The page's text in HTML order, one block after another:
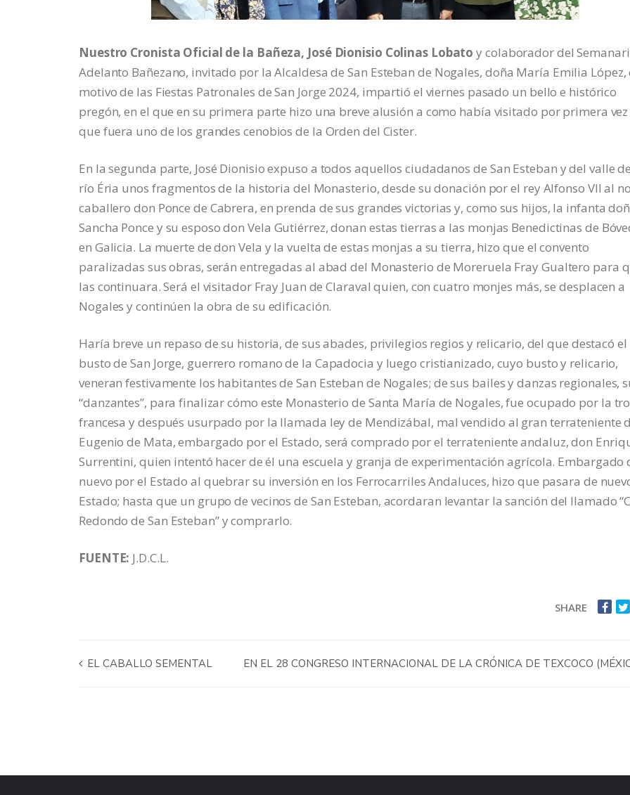
Nuestro Cronista Oficial de la Bañeza, José Dionisio Colinas Lobato y colaborador del
Adelanto Bañezano, invitado por la Alcaldesa de San Esteban de Nogales, doña María Emilia López,
motivo de las Fiestas Patronales de San Jorge 2024, impartió el viernes pasado un bello e histórico
pregón, en el que en su primera parte hizo una breve alusión a como había visitado por primera vez
que fuera uno de los grandes cenobios de la Orden del Cister.
En la segunda parte, José Dionisio expuso a todos aquellos ciudadanos de San Esteban y del valle
río Éria unos fragmentos de la historia del Monasterio, desde su donación por el rey Alfonso VII al
caballero don Ponce de Cabrera, en prenda de sus grandes victorias y, como sus hijos, la infanta
Sancha Ponce y su esposo don Vela Gutiérrez, donan estas tierras a las monjas Benedictinas de
en Galicia. La muerte de don Vela y la vuelta de estas monjas a su tierra, hizo que el convento
paralizadas sus obras, serán entregadas al abad del Monasterio de Moreruela Fray Gualtero para
las continuara. Será el visitador Fray Juan de Claraval quien, con cuatro monjes más, se desplacen a
Nogales y continúen la obra de su edificación.
Haría breve un repaso de su historia, de sus abades, privilegios regios y relicario, del que destacó el
busto de San Jorge, guerrero romano de la Capadocia y luego cristianizado, cuyo busto y relicario,
veneran festivamente los habitantes de San Esteban de Nogales; de sus bailes y danzas regionales,
“danzantes”, para finalizar cómo este Monasterio de Santa María de Nogales, fue ocupado por la
francesa y después usurpado por la llamada ley de Mendizábal, mal vendido al gran terrateniente
Eugenio de Mata, embargado por el Estado, será comprado por el terrateniente andaluz, don
Surrentini, quien intentó hacer de él una escuela y granja de experimentación agrícola. Embargado
nuevo por el Estado al quebrar su inversión en los Ferrocarriles Andaluces, hizo que pasara de
Estado; hasta que un grupo de vecinos de San Esteban, acordaran levantar la sanción del llamado
Redondo de San Esteban” y comprarlo.
FUENTE: J.D.C.L.
SHARE
EL CABALLO SEMENTAL EN EL 28 CONGRESO INTERNACIONAL DE LA CRÓNICA DE TEXCOCO